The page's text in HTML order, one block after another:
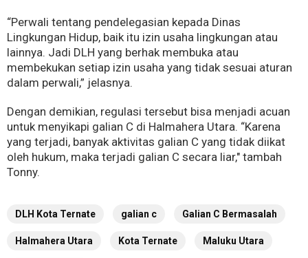
“Perwali tentang pendelegasian kepada Dinas
Lingkungan Hidup, baik itu izin usaha lingkungan atau
lainnya. Jadi DLH yang berhak membuka atau
membekukan setiap izin usaha yang tidak sesuai aturan
dalam perwali,” jelasnya.
Dengan demikian, regulasi tersebut bisa menjadi acuan
untuk menyikapi galian C di Halmahera Utara. “Karena
yang terjadi, banyak aktivitas galian C yang tidak diikat
oleh hukum, maka terjadi galian C secara liar," tambah
Tonny.
DLH Kota Ternate galian c Galian C Bermasalah
Halmahera Utara Kota Ternate Maluku Utara